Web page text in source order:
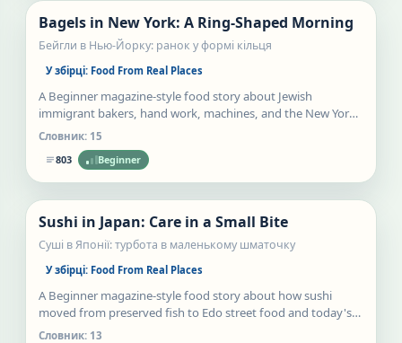
Статті
Bagels in New York: A Ring-Shaped Morning
Бейгли в Нью-Йорку: ранок у формі кільця
У збірці: Food From Real Places
A Beginner magazine-style food story about Jewish
immigrant bakers, hand work, machines, and the New York
bagel morning.
Словник: 15
803
Beginner
Статті
Нове
Sushi in Japan: Care in a Small Bite
Суші в Японії: турбота в маленькому шматочку
У збірці: Food From Real Places
A Beginner magazine-style food story about how sushi
moved from preserved fish to Edo street food and today's
counters.
Словник: 13